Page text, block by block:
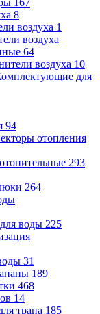
167
8
воздуха 1
воздуха
64
воздуха 10
для
94
отопления
293
264
воды 225
31
189
468
14
трапа 185